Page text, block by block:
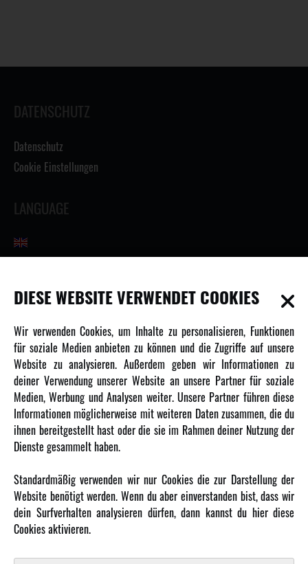
DATENSCHUTZ
Datenschutz
Cookie Einstellungen
LANGUAGE
INFORMATIONEN
Newsletter
Über uns
Karriere
Amewi Kataloge
MEHR VON AMEWI
AMXRacing - Qualitäts RC-Zubehör
Amewi Construction - Nutzfahrzeuge
Malinos - Die kreative Seite von Amewi
Werden Sie Amewi Händler
DIESE WEBSITE VERWENDET COOKIES
Wir verwenden Cookies, um Inhalte zu personalisieren, Funktionen
für soziale Medien anbieten zu können und die Zugriffe auf unsere
Website zu analysieren. Außerdem geben wir Informationen zu
deiner Verwendung unserer Website an unsere Partner für soziale
Medien, Werbung und Analysen weiter. Unsere Partner führen diese
Informationen möglicherweise mit weiteren Daten zusammen, die du
ihnen bereitgestellt hast oder die sie im Rahmen deiner Nutzung der
Dienste gesammelt haben.
Standardmäßig verwenden wir nur Cookies die zur Darstellung der
Website benötigt werden. Wenn du aber einverstanden bist, dass wir
dein Surfverhalten analysieren dürfen, dann kannst du hier diese
Cookies aktivieren.